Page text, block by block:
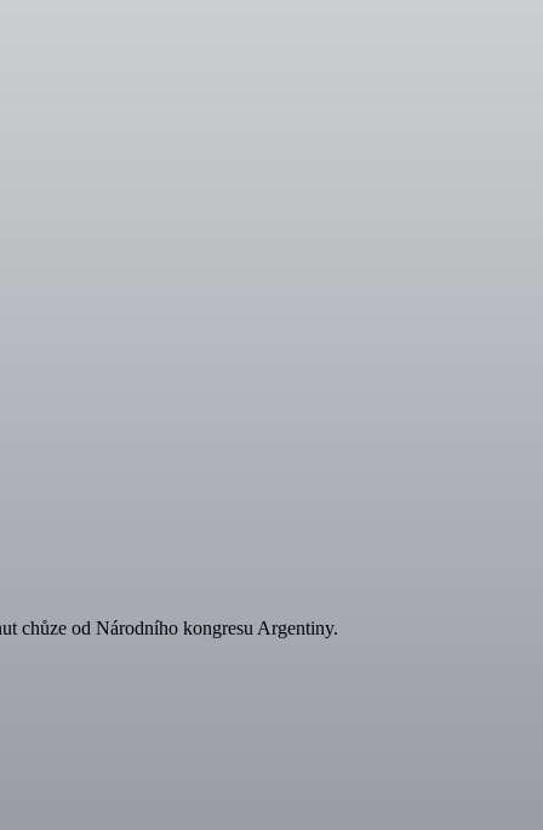
chůze od Národního kongresu Argentiny.